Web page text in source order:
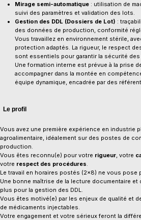
Mirage semi-automatique: utilisation de
suivi des paramètres et validation des lots.
Gestion des DDL (Dossiers de Lot) :
des données de production, conformité
Vous travaillez en environnement stérile,
protection adaptés. La rigueur, le respect
sont essentiels pour garantir la sécurité des
Une formation interne est prévue à la prise
accompagner dans la montée en
équipe dynamique, encadrée par des
Le profil
Vous avez une première expérience en industrie
agroalimentaire, idéalement sur des postes de
production.
Vous êtes reconnu(e) pour votre rigueur, votre
votre respect des procédures.
Le travail en horaires postés (2x8) ne vous pose
Une bonne maîtrise de la lecture documentaire
plus pour la gestion des DDL.
Vous êtes motivé(e) par les enjeux de qualité et
de médicaments injectables.
Votre engagement et votre sérieux feront la